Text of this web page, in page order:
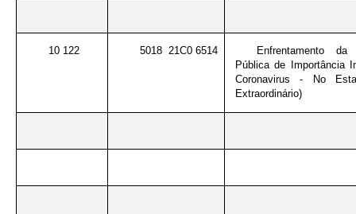
10 122 5018 21C0 6514
Enfrentamento
Pública de Importância
Coronavirus - No
Extraordinário)